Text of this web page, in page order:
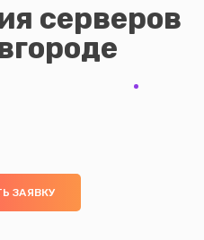
серверов
ЗАЯВКУ